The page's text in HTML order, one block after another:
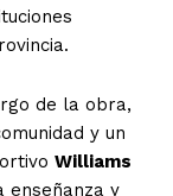
de la obra,
y un
Williams
enseñanza y